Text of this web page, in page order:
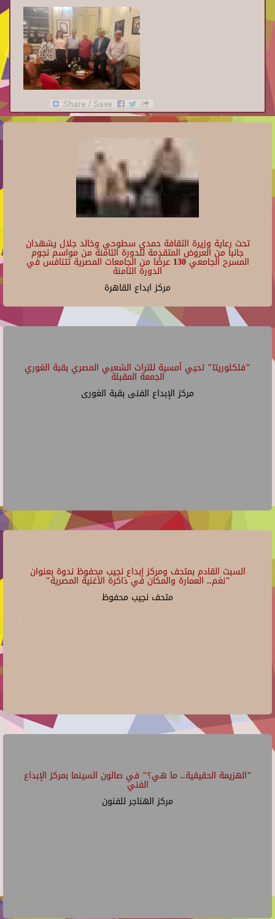
تحت رعاية وزيرة الثقافة حمدي سطوحي وخالد جلال يشهدان
جانبا من العروض المتقدمة للدورة الثامنة من مواسم نجوم
المسرح الجامعي 130 عرضًا من الجامعات المصرية تتنافس في
الدورة الثامنة
مركز ابداع القاهرة
"فلكلوريتا" تحيي أمسية للتراث الشعبي المصري بقبة الغوري
الجمعة المقبلة
مركز الإبداع الفنى بقبة الغورى
السبت القادم بمتحف ومركز إبداع نجيب محفوظ ندوة بعنوان
"نغم.. العمارة والمكان في ذاكرة الأغنية المصرية"
متحف نجيب محفوظ
"الهزيمة الحقيقية.. ما هي؟" في صالون السينما بمركز الإبداع
الفني
مركز الهناجر للفنون